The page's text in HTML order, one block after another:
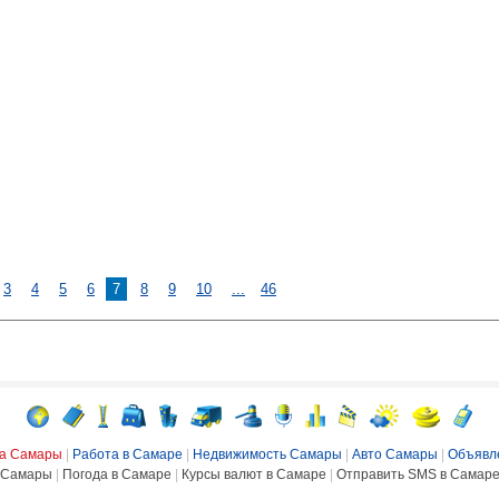
3 4 5 6 7 8 9 10 ... 46
Самары Работа в Самаре Недвижимость Самары Авто Самары
Самары
Погода в Самаре Курсы валют в Самаре Отправить SMS в Самаре